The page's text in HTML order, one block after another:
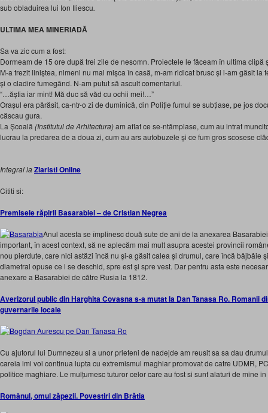
sub obladuirea lui Ion Iliescu.
ULTIMA MEA MINERIADĂ
Sa va zic cum a fost:
Dormeam de 15 ore după trei zile de nesomn. Proiectele le făceam în ultima clipă
M-a trezit liniștea, nimeni nu mai mișca în casă, m-am ridicat brusc și i-am găsit la
și o cladire fumegând. N-am putut să ascult comentariul.
“…ăștia iar mint! Mă duc să văd cu ochii mei!…”
Orașul era părăsit, ca-ntr-o zi de duminică, din Poliție fumul se subțiase, pe jos
căscau gura.
La Școală (Institutul de Arhitectura)am aflat ce se-ntâmplase, cum au intrat
lucrau la predarea de a doua zi, cum au ars autobuzele și ce fum gros scosese
Integral laZiaristi Online
Cititi si:
Premisele răpirii Basarabiei – de Cristian Negrea
Anul acesta se împlinesc două sute de ani de la anexarea
important, în acest context, să ne aplecăm mai mult asupra acestei provincii
nou pierdute, care nici astăzi încă nu şi-a găsit calea şi drumul, care încă bâjbâie
diametral opuse ce i se deschid, spre est şi spre vest. Dar pentru asta este
anexare a Basarabiei de către Rusia la 1812.
Averizorul public din Harghita Covasna s-a mutat la Dan Tanasa Ro. Romanii
guvernarile locale
Cu ajutorul lui Dumnezeu si a unor prieteni de nadejde am reusit sa sa dau
careia imi voi continua lupta cu extremismul maghiar promovat de catre UDMR,
politice maghiare. Le mulțumesc tuturor celor care au fost si sunt alaturi de mine
Românul, omul zăpezii. Povestiri din Brătia